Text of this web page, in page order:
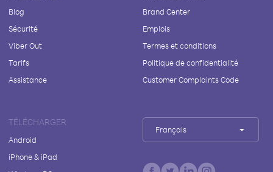
Blog
Sécurité
Viber Out
Tarifs
Assistance
Brand Center
Emplois
Termes et conditions
Politique de confidentialité
Customer Complaints Code
TÉLÉCHARGER
Android
iPhone & iPad
Français